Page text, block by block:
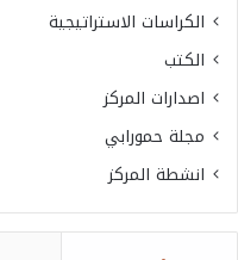
الكراسات الاستراتيجية
الكتب
اصدارات المركز
مجلة حمورابي
انشطة المركز